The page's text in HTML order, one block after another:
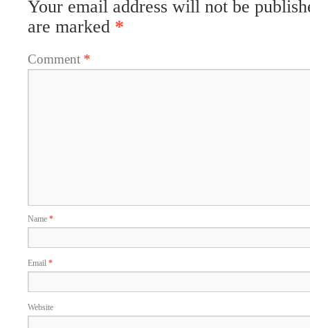
Your email address will not be
are marked *
Comment *
Name *
Email *
Website